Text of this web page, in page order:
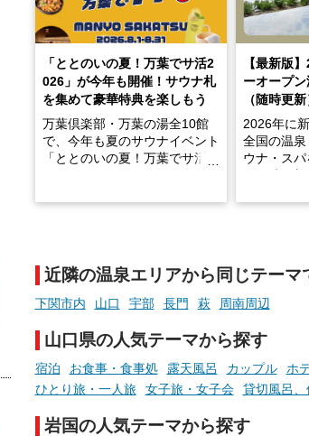
「ととのいの夏！万葉でサ活2
026」が今年も開催！サウナ札
を集めて豪華特典を楽しもう
万葉倶楽部・万葉の湯全10館
で、今年も夏のサウナイベント
「ととのいの夏！万葉でサ活2
2026年8月1日（土）～8月31
札」を集めることで、オリジナ
ルグッズや無料券などの特典と
交換可能。
さらに、各館ではアロマロウリ
ュやアウフグースなど、サウナ
好きにはたまらない多彩なイベ
ントも予定されています。ぜひ
チェックしてください！
【最新版
ーオープ
（随時更新
2026年に
全国の温
ウナ・スパ
天然温泉
現地取材記
ています
ぜひチェッ
先の参考に
ね。
近隣の温泉エリアから同じテーマ
下関市内 山口 宇部 長門 萩 周南周辺
山口県の人気テーマから探す
宿泊 お食事・食事処 露天風呂 カップル ホ
ひとり旅・一人旅
女子旅・女子会 貸切風呂、
岩国の人気テーマから探す